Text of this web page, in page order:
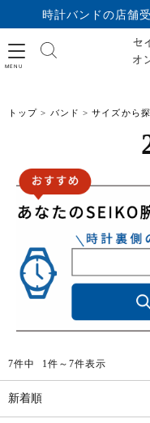
時計バンドの店舗
トップ バンド サイズから
7件中 1件～7件表示